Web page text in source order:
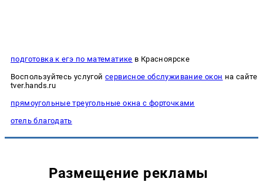
подготовка к егэ по математике в Красноярске
Воспользуйтесь услугой сервисное обслуживание окон на сайте
tver.hands.ru
прямоугольные треугольные окна с форточками
отель благодать
Размещение рекламы